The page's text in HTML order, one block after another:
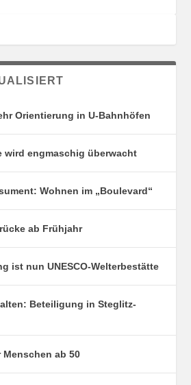
Orientierung in U-Bahnhöfen
wird engmaschig überwacht
Wohnen im „Boulevard“
ab Frühjahr
ist nun UNESCO-Welterbestätte
Beteiligung in Steglitz-
ab 50